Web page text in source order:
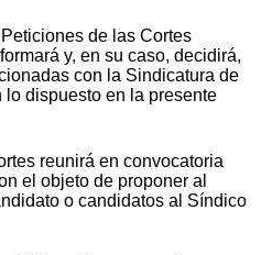
de las Cortes
y, en su caso, decidirá,
con la Sindicatura de
dispuesto en la presente
reunirá en convocatoria
el objeto de proponer al
o candidatos al Síndico